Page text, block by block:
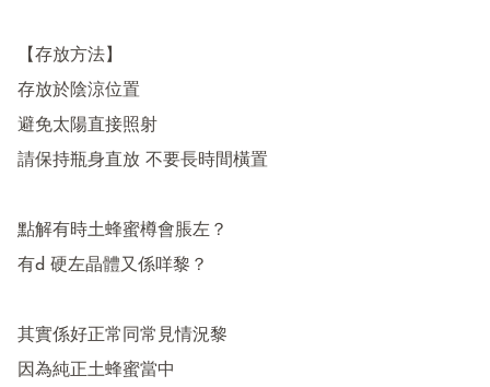
【存放方法】
存放於陰涼位置
避免太陽直接照射
請保持瓶身直放 不要長時間橫置
點解有時土蜂蜜樽會脹左？
有d 硬左晶體又係咩黎？
其實係好正常同常見情況黎
因為純正土蜂蜜當中